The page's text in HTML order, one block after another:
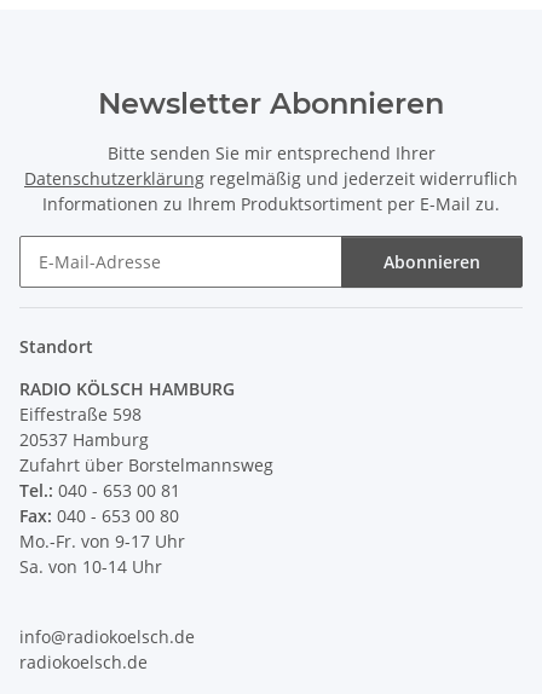
Newsletter Abonnieren
Bitte senden Sie mir entsprechend Ihrer
Datenschutzerklärung regelmäßig und jederzeit widerruflich
Informationen zu Ihrem Produktsortiment per E-Mail zu.
Abonnieren
Standort
RADIO KÖLSCH HAMBURG
Eiffestraße 598
20537 Hamburg
Zufahrt über Borstelmannsweg
Tel.: 040 - 653 00 81
Fax: 040 - 653 00 80
Mo.-Fr. von 9-17 Uhr
Sa. von 10-14 Uhr
info@radiokoelsch.de
radiokoelsch.de